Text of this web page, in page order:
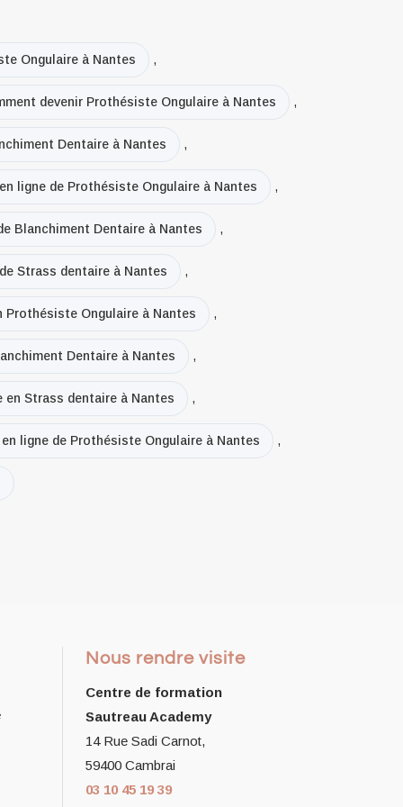
Ongulaire à Nantes ,
devenir Prothésiste Ongulaire à Nantes ,
Dentaire à Nantes ,
ligne de Prothésiste Ongulaire à Nantes ,
Blanchiment Dentaire à Nantes ,
Strass dentaire à Nantes ,
Ongulaire à Nantes ,
Dentaire à Nantes ,
en Strass dentaire à Nantes ,
ligne de Prothésiste Ongulaire à Nantes ,
Nous rendre visite
Centre de formation
Sautreau Academy
14 Rue Sadi Carnot,
59400 Cambrai
03 10 45 19 39